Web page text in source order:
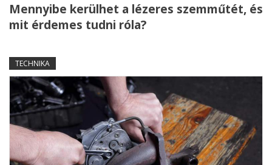
Mennyibe kerülhet a lézeres szemműtét, és
mit érdemes tudni róla?
TECHNIKA